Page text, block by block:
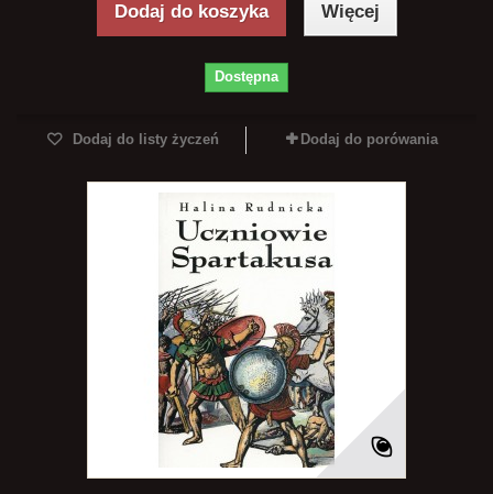
Dodaj do koszyka Więcej
Dostępna
Dodaj do listy życzeń Dodaj do porówania